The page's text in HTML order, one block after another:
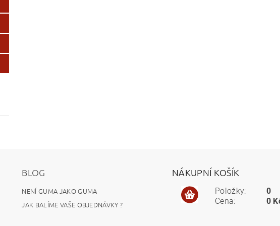
BLOG
NENÍ GUMA JAKO GUMA
JAK BALÍME VAŠE OBJEDNÁVKY ?
NÁKUPNÍ KOŠÍK
Položky:
Cena:
0
0